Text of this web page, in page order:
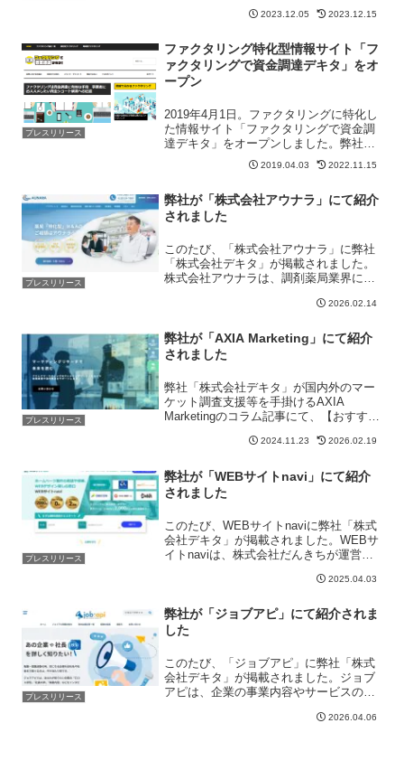
載していき、そこから周辺の市町村の情
2023.12.05 2023.12.15
プレスリリース
ファクタリング特化型情報サイト「フ
ァクタリングで資金調達デキタ」をオ
ープン
2019年4月1日。ファクタリングに特化し
た情報サイト「ファクタリングで資金調
達デキタ」をオープンしました。弊社で
は事業の1つとしてWEBコンサルティン
グを行っています。その中でさまざまな
を聞いていると「...
2019.04.03 2022.11.15
プレスリリース
弊社が「株式会社アウナラ」にて紹介
されました
このたび、「株式会社アウナラ」に弊社
「株式会社デキタ」が掲載されました。
株式会社アウナラは、調剤薬局業界に特
る企業です。2021年の設立以来、「地域
とを使命に、全国の...
2026.02.14
プレスリリース
弊社が「AXIA Marketing」にて紹介
されました
弊社「株式会社デキタ」が国内外のマー
ケット調査支援等を手掛けるAXIA
Marketingのコラム記事にて、【おすすめ
会社一覧】特徴や強みを詳しく紹介とし
2024.11.23 2026.02.19
プレスリリース
弊社が「WEBサイトnavi」にて紹介
されました
このたび、WEBサイトnaviに弊社「株式
会社デキタ」が掲載されました。WEBサ
イトnaviは、株式会社だんきちが運営す
人」と「ホームページ制作を行う企業」
す。全国の制作...
2025.04.03
プレスリリース
弊社が「ジョブアピ」にて紹介されま
した
このたび、「ジョブアピ」に弊社「株式
会社デキタ」が掲載されました。ジョブ
アピは、企業の事業内容やサービスの特
などを、取材記事を通じてわかりやすく
2026.04.06